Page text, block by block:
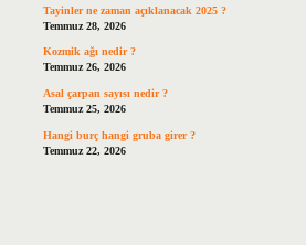
Tayinler ne zaman açıklanacak 2025 ?
Temmuz 28, 2026
Kozmik ağı nedir ?
Temmuz 26, 2026
Asal çarpan sayısı nedir ?
Temmuz 25, 2026
Hangi burç hangi gruba girer ?
Temmuz 22, 2026